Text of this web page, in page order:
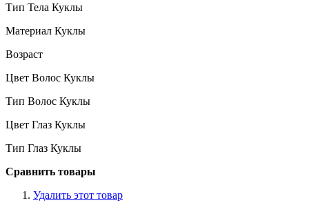
Тип Тела Куклы
Материал Куклы
Возраст
Цвет Волос Куклы
Тип Волос Куклы
Цвет Глаз Куклы
Тип Глаз Куклы
Сравнить товары
Удалить этот товар